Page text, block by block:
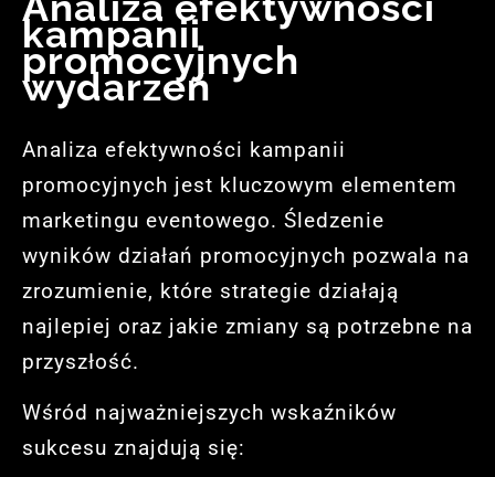
kampanii
promocyjnych
wydarzeń
Analiza efektywności kampanii
promocyjnych jest kluczowym elementem
marketingu eventowego. Śledzenie
wyników działań promocyjnych pozwala na
zrozumienie, które strategie działają
najlepiej oraz jakie zmiany są potrzebne na
przyszłość.
Wśród najważniejszych wskaźników
sukcesu znajdują się: